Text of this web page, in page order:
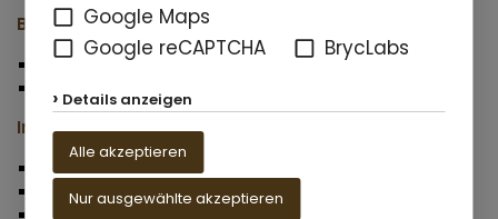
Google Maps
Google reCAPTCHA
BrycLabs
Details anzeigen
Alle akzeptieren
Nur ausgewählte akzeptieren
Barrierefreiheit
flexible Beratung
Infrastruktur
zentrale Wohnlage
gute Verkehrsanbindung
gelebte Nachbarschaft